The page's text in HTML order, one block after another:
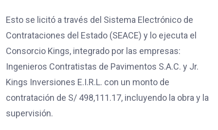
Esto se licitó a través del Sistema Electrónico de
Contrataciones del Estado (SEACE) y lo ejecuta el
Consorcio Kings, integrado por las empresas:
Ingenieros Contratistas de Pavimentos S.A.C. y Jr.
Kings Inversiones E.I.R.L. con un monto de
contratación de S/ 498,111.17, incluyendo la obra y la
supervisión.